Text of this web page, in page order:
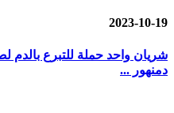
2023-10-19
شريان واحد حملة للتبرع بالدم
دمنهور ...